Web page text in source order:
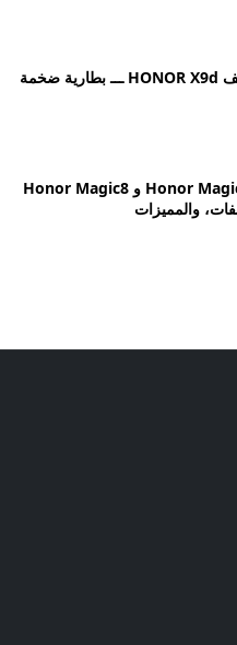
سعر ومواصفات هاتف HONOR X9d ـــ بطارية ضخمة
مراجعة شاملة لـ Honor Magic8 و Honor Magic8